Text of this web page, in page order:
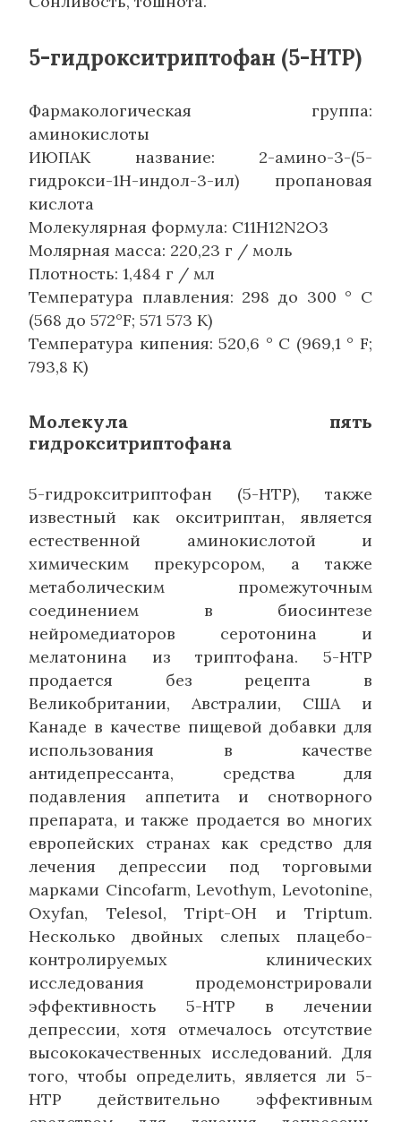
5-гидрокситриптофан (5-HTP)
Фармакологическая группа:
аминокислоты
ИЮПАК название: 2-амино-3-(5-
гидрокси-1Н-индол-3-ил) пропановая
кислота
Молекулярная формула: C11H12N2O3
Молярная масса: 220,23 г / моль
Плотность: 1,484 г / мл
Температура плавления: 298 до 300 ° С
(568 до 572°F; 571 573 К)
Температура кипения: 520,6 ° C (969,1 ° F;
793,8 К)
Молекула пять
гидрокситриптофана
5-гидрокситриптофан (5-HTP), также
известный как окситриптан, является
естественной аминокислотой и
химическим прекурсором, а также
метаболическим промежуточным
соединением в биосинтезе
нейромедиаторов серотонина и
мелатонина из триптофана. 5-HTP
продается без рецепта в
Великобритании, Австралии, США и
Канаде в качестве пищевой добавки для
использования в качестве
антидепрессанта, средства для
подавления аппетита и снотворного
препарата, и также продается во многих
европейских странах как средство для
лечения депрессии под торговыми
марками Cincofarm, Levothym, Levotonine,
Oxyfan, Telesol, Tript-ОН и Triptum.
Несколько двойных слепых плацебо-
контролируемых клинических
исследования продемонстрировали
эффективность 5-HTP в лечении
депрессии, хотя отмечалось отсутствие
высококачественных исследований. Для
того, чтобы определить, является ли 5-
HTP действительно эффективным